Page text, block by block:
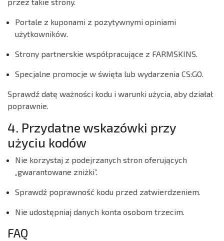
Portale z kuponami z pozytywnymi opiniami
użytkowników.
Strony partnerskie współpracujące z FARMSKINS.
Specjalne promocje w święta lub wydarzenia CS:GO.
Sprawdź datę ważności kodu i warunki użycia, aby działał
poprawnie.
4. Przydatne wskazówki przy
użyciu kodów
Nie korzystaj z podejrzanych stron oferujących
„gwarantowane zniżki”.
Sprawdź poprawność kodu przed zatwierdzeniem.
Nie udostępniaj danych konta osobom trzecim.
FAQ